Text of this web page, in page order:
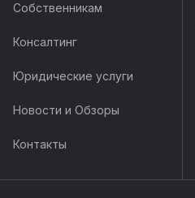
Собственникам
Консалтинг
Юридические услуги
Новости и Обзоры
Контакты